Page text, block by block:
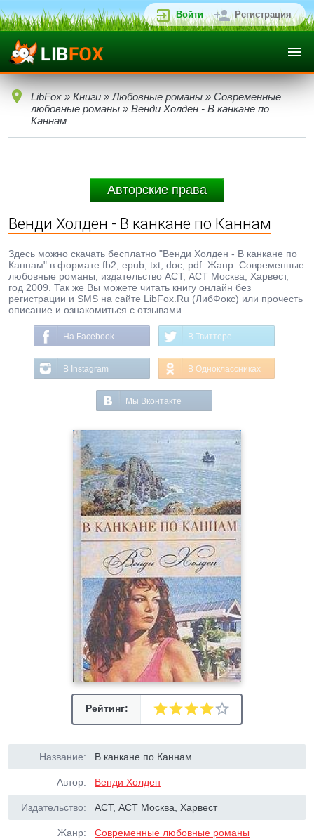
Войти Регистрация
LibFox » Книги » Любовные романы » Современные
любовные романы » Венди Холден - В канкане по
Каннам
Авторские права
Венди Холден - В канкане по Каннам
Здесь можно скачать бесплатно "Венди Холден - В канкане по
Каннам" в формате fb2, epub, txt, doc, pdf. Жанр: Современные
любовные романы, издательство АСТ, АСТ Москва, Харвест,
год 2009. Так же Вы можете читать книгу онлайн без
регистрации и SMS на сайте LibFox.Ru (ЛибФокс) или прочесть
описание и ознакомиться с отзывами.
На Facebook В Твиттере
В Instagram В Одноклассниках
Мы Вконтакте
Рейтинг:
Название: В канкане по Каннам
Автор: Венди Холден
Издательство: АСТ, АСТ Москва, Харвест
Жанр: Современные любовные романы